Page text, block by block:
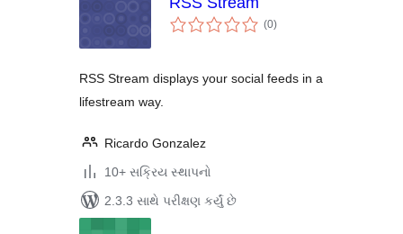
(0કુલ
રેટિંગ્સ
)
RSS Stream displays your social feeds in a
lifestream way.
Ricardo Gonzalez
10+ સક્રિય સ્થાપનો
2.3.3 સાથે પરીક્ષણ કર્યું છે